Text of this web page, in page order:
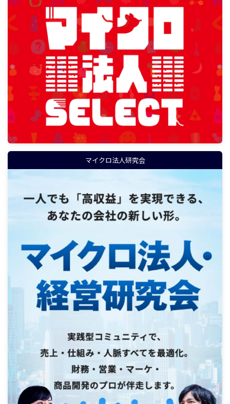
マイクロ法人研究会